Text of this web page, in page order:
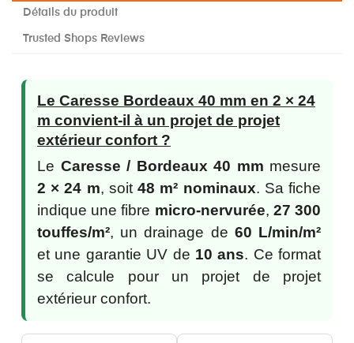
Détails du produit
Trusted Shops Reviews
Le Caresse Bordeaux 40 mm en 2 × 24
m convient-il à un projet de projet
extérieur confort ?
Le Caresse / Bordeaux 40 mm mesure
2 × 24 m, soit48 m² nominaux. Sa fiche
indique une fibre micro-nervurée, 27 300
touffes/m², un drainage de 60 L/min/m²
et une garantie UV de 10 ans. Ce format
se calcule pour un projet de projet
extérieur confort.